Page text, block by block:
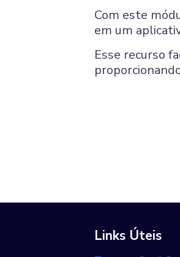
Com este
em um
Esse recurso
Links Úteis